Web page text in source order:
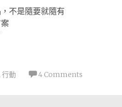
不是隨要就隨有
行動 4 Comments